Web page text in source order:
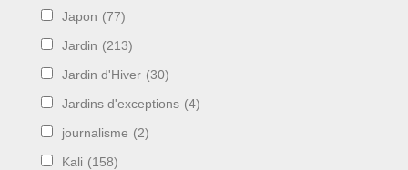
Japon (77)
Jardin (213)
Jardin d'Hiver (30)
Jardins d'exceptions (4)
journalisme (2)
Kali (158)